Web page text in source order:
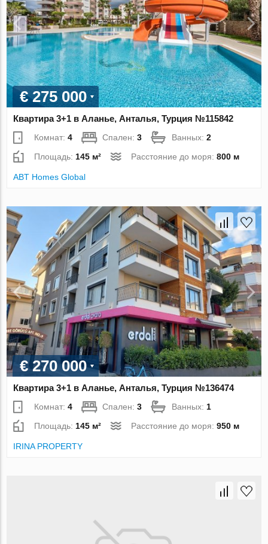
€ 275 000
Квартира 3+1 в Аланье, Анталья, Турция №115842
Комнат:4 Спален:3 Ванных:2
Площадь:145 м² Расстояние до моря:800 м
ABT Homes Global
€ 270 000
Квартира 3+1 в Аланье, Анталья, Турция №136474
Комнат:4 Спален:3 Ванных: 1
Площадь: 145 м² Расстояние до моря:950 м
IRINA PROPERTY